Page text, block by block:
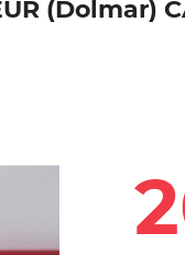
(Dolmar)